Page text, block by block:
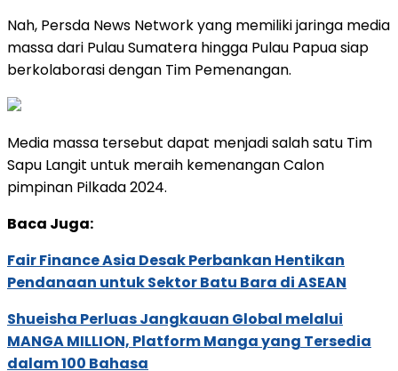
Nah, Persda News Network yang memiliki jaringa media
massa dari Pulau Sumatera hingga Pulau Papua siap
berkolaborasi dengan Tim Pemenangan.
Media massa tersebut dapat menjadi salah satu Tim
Sapu Langit untuk meraih kemenangan Calon
pimpinan Pilkada 2024.
Baca Juga:
Fair Finance Asia Desak Perbankan Hentikan
Pendanaan untuk Sektor Batu Bara di ASEAN
Shueisha Perluas Jangkauan Global melalui
MANGA MILLION, Platform Manga yang Tersedia
dalam 100 Bahasa